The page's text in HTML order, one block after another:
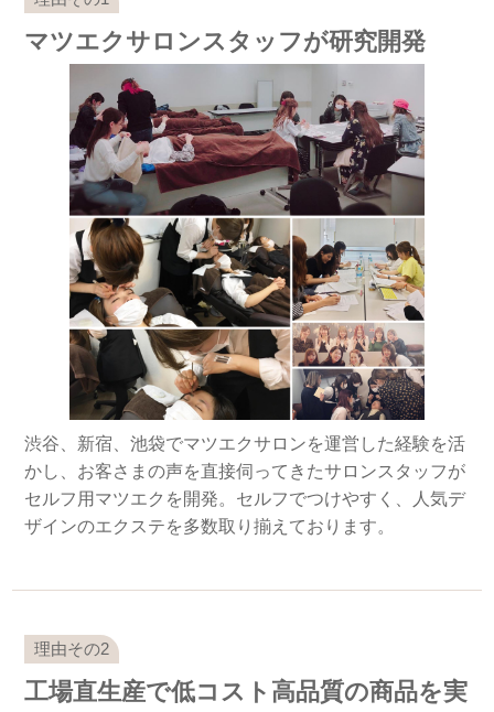
マツエクサロンスタッフが研究開発
渋谷、新宿、池袋でマツエクサロンを運営した経験を活
かし、お客さまの声を直接伺ってきたサロンスタッフが
セルフ用マツエクを開発。セルフでつけやすく、人気デ
ザインのエクステを多数取り揃えております。
工場直生産で低コスト高品質の商品を実